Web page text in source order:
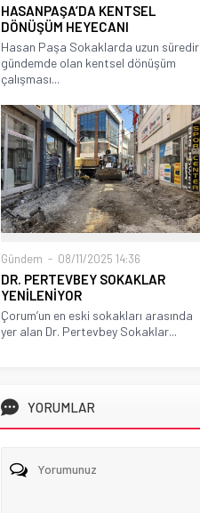
HASANPAŞA’DA KENTSEL
DÖNÜŞÜM HEYECANI
Hasan Paşa Sokaklarda uzun süredir
gündemde olan kentsel dönüşüm
çalışması...
Gündem 08/11/2025 14:36
DR. PERTEVBEY SOKAKLAR
YENİLENİYOR
Çorum’un en eski sokakları arasında
yer alan Dr. Pertevbey Sokaklar...
YORUMLAR